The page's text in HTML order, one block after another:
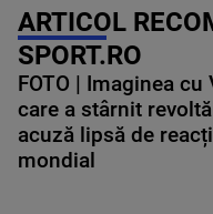
ARTICOL
SPORT.RO
FOTO | Imaginea
care a stârnit
acuză lipsă de
mondial